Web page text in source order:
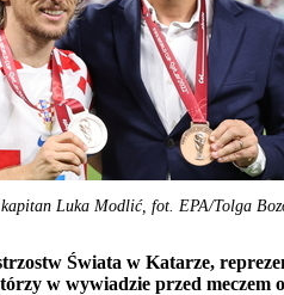
Luka Modlić, fot. EPA/Tolga
Świata w Katarze,
w wywiadzie przed meczem